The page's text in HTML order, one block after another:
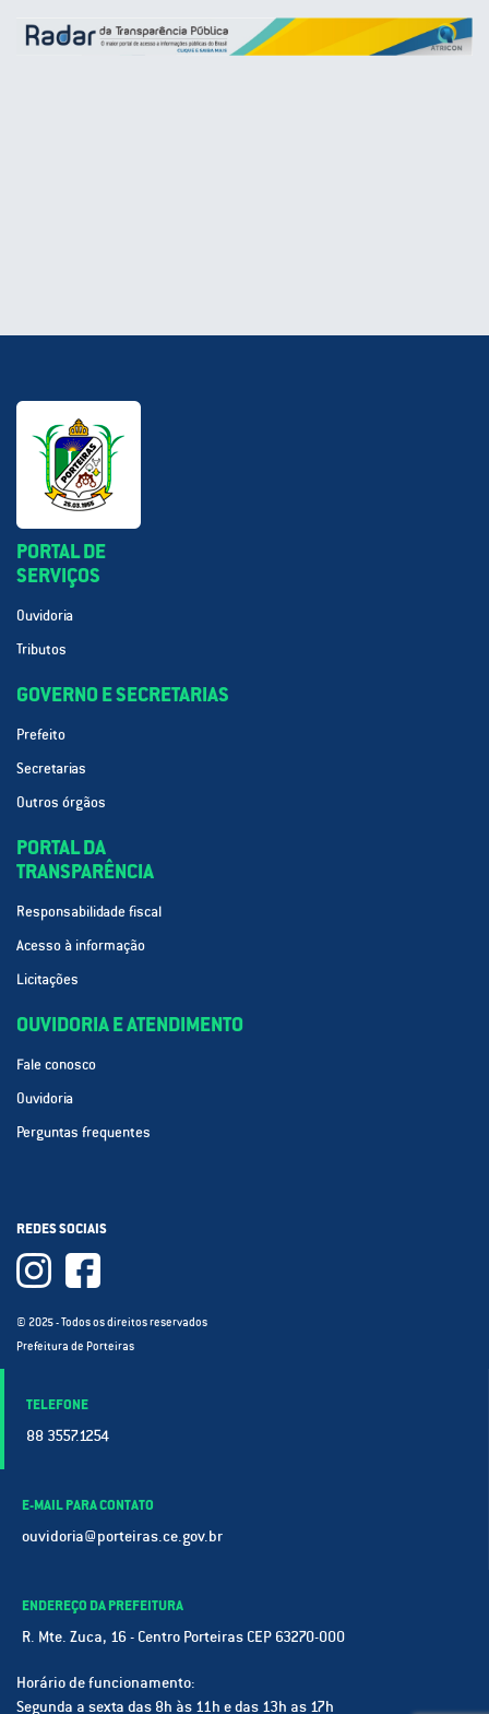
PORTAL DE
SERVIÇOS
Ouvidoria
Tributos
GOVERNO E SECRETARIAS
Prefeito
Secretarias
Outros órgãos
PORTAL DA
TRANSPARÊNCIA
Responsabilidade fiscal
Acesso à informação
Licitações
OUVIDORIA E ATENDIMENTO
Fale conosco
Ouvidoria
Perguntas frequentes
REDES SOCIAIS
© 2025 - Todos os direitos reservados
Prefeitura de Porteiras
TELEFONE
88 3557.1254
E-MAIL PARA CONTATO
ouvidoria@porteiras.ce.gov.br
ENDEREÇO DA PREFEITURA
R. Mte. Zuca, 16 - Centro Porteiras CEP 63270-000
Horário de funcionamento:
Segunda a sexta das 8h às 11h e das 13h as 17h